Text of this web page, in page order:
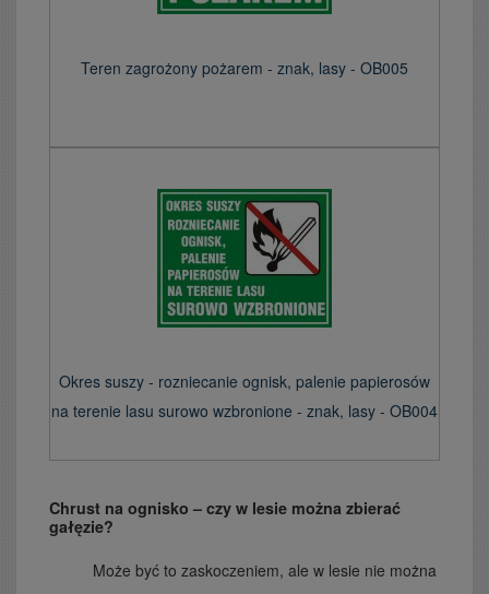
Teren zagrożony pożarem - znak, lasy - OB005
Okres suszy - rozniecanie ognisk, palenie papierosów
na terenie lasu surowo wzbronione - znak, lasy - OB004
Chrust na ognisko – czy w lesie można zbierać
gałęzie?
Może być to zaskoczeniem, ale w lesie nie można